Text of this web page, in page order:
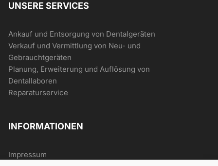
UNSERE SERVICES
Ankauf und Entsorgung von Dentalgeräten
Verkauf und Vermittlung von Neu- und
Gebrauchtgeräten
Planung, Erweiterung und Auflösung von
Dentallaboren
Reparaturservice
INFORMATIONEN
Impressum